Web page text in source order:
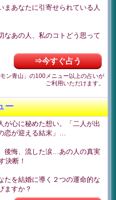
まあなたに引寄せられている人
なあの人、私のコトどう思って
⇒今すぐ占う
ン青山」の100メニュー以上の占いが
ご利用いただけます。
ー
が心に秘めた想い。「二人が出
恋が迎える結末」…
後悔、流した涙…あの人の真実
決断！
たを結婚に導く２つの運命的な
ますか？